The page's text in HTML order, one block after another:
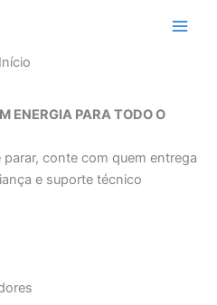
Início
ENERGIA PARA TODO O
conte com quem entrega
e suporte técnico